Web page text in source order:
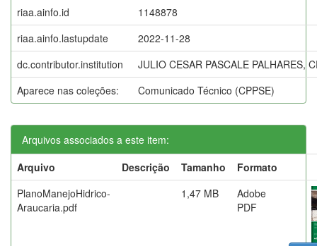
riaa.ainfo.id
1148878
riaa.ainfo.lastupdate
2022-11-28
dc.contributor.institution
JULIO CESAR PASCALE PALHARES,
Aparece nas coleções:
Comunicado Técnico (CPPSE)
Arquivos associados a este item:
Arquivo
Descrição Tamanho
Formato
PlanoManejoHidrico-
Araucaria.pdf
1,47 MB
Adobe
PDF